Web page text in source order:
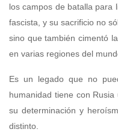
los campos de batalla para
fascista, y su sacrificio no
sino que también cimentó
en varias regiones del
Es un legado que no
humanidad tiene con
su determinación y
distinto.